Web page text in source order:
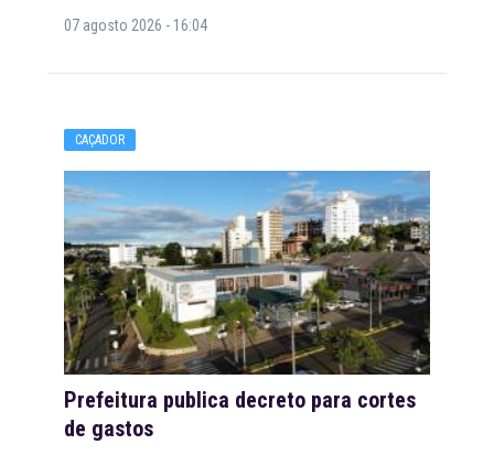
07 agosto 2026 - 16:04
CAÇADOR
Prefeitura publica decreto para cortes
de gastos